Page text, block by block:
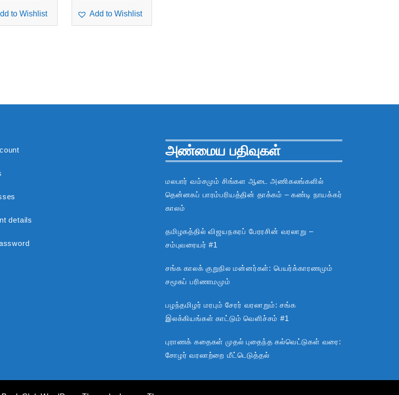
to Wishlist Add to Wishlist
details
அண்மைய பதிவுகள்
மலபார் வம்சமும் சிங்கள ஆடை அணிகலங்களில்
தென்னகப் பாரம்பரியத்தின் தாக்கம் – கண்டி நாயக்கர்
காலம்
தமிழகத்தில் விஜயநகரப் பேரரசின் வரலாறு –
சம்புவரையர் #1
சங்க காலக் குறுநில மன்னர்கள்: பெயர்க்காரணமும்
சமூகப் பரிணாமமும்
பழந்தமிழர் மரபும் சேரர் வரலாறும்: சங்க
இலக்கியங்கள் காட்டும் வெளிச்சம் #1
புராணக் கதைகள் முதல் புதைந்த கல்வெட்டுகள் வரை:
சோழர் வரலாற்றை மீட்டெடுத்தல்